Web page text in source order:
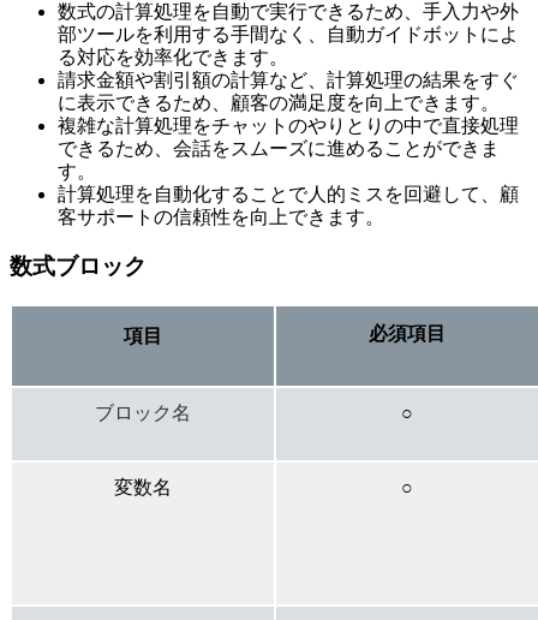
数式の計算処理を自動で実行できるため、手入力や外
部ツールを利用する手間なく、自動ガイドボットによ
る対応を効率化できます。
請求金額や割引額の計算など、計算処理の結果をすぐ
に表示できるため、顧客の満足度を向上できます。
複雑な計算処理をチャットのやりとりの中で直接処理
できるため、会話をスムーズに進めることができま
す。
計算処理を自動化することで人的ミスを回避して、顧
客サポートの信頼性を向上できます。
数式ブロック
項目 必須項目
ブロック名 ○
変数名 ○